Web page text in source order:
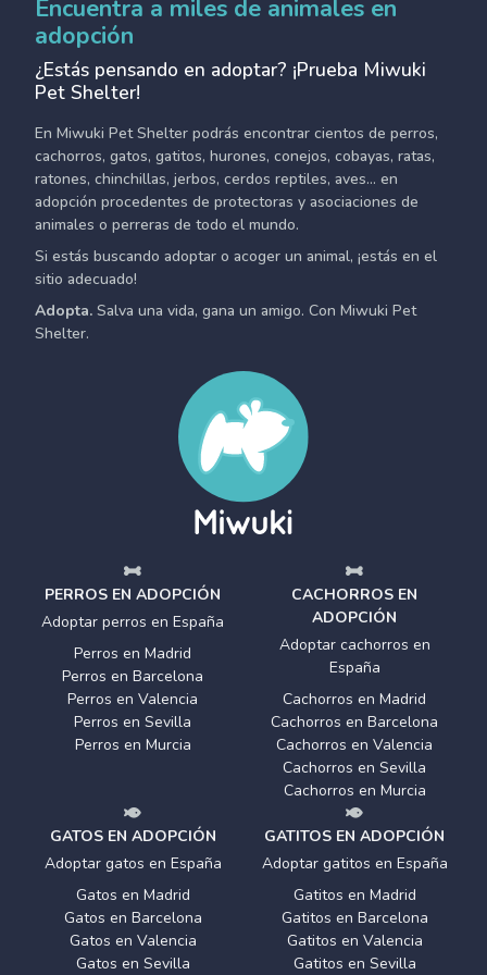
Encuentra a miles de animales en
adopción
¿Estás pensando en adoptar? ¡Prueba Miwuki
Pet Shelter!
En Miwuki Pet Shelter podrás encontrar cientos de perros,
cachorros, gatos, gatitos, hurones, conejos, cobayas, ratas,
ratones, chinchillas, jerbos, cerdos reptiles, aves... en
adopción procedentes de protectoras y asociaciones de
animales o perreras de todo el mundo.
Si estás buscando adoptar o acoger un animal, ¡estás en el
sitio adecuado!
Adopta. Salva una vida, gana un amigo. Con Miwuki Pet
Shelter.
PERROS EN ADOPCIÓN
Adoptar perros en España
Perros en Madrid
Perros en Barcelona
Perros en Valencia
Perros en Sevilla
Perros en Murcia
CACHORROS EN
ADOPCIÓN
Adoptar cachorros en
España
Cachorros en Madrid
Cachorros en Barcelona
Cachorros en Valencia
Cachorros en Sevilla
Cachorros en Murcia
GATOS EN ADOPCIÓN
Adoptar gatos en España
Gatos en Madrid
Gatos en Barcelona
Gatos en Valencia
Gatos en Sevilla
GATITOS EN ADOPCIÓN
Adoptar gatitos en España
Gatitos en Madrid
Gatitos en Barcelona
Gatitos en Valencia
Gatitos en Sevilla